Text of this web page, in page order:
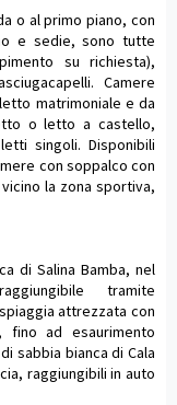
o al primo piano, con
e sedie, sono tutte
su richiesta),
Camere
matrimoniale e da
o letto a castello,
singoli. Disponibili
con soppalco con
la zona sportiva,
di Salina Bamba, nel
tramite
attrezzata con
fino ad esaurimento
sabbia bianca di Cala
raggiungibili in auto